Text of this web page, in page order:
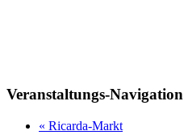
Veranstaltungs-Navigation
« Ricarda-Markt